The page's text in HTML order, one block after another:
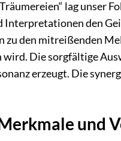
lag unser
den
zu den mitreißenden
Die sorgfältige
erzeugt. Die
und